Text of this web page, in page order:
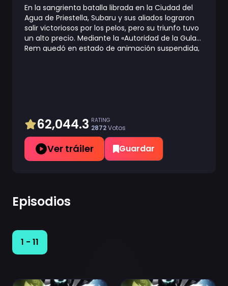
En la sangrienta batalla librada en la Ciudad del
Agua de Priestella, Subaru y sus aliados lograron
salir victoriosos por los pelos, pero su triunfo tuvo
un alto precio. Mediante la «Autoridad de la Gula»,
Rem quedó en estado de animación suspendida,
de Vigilancia de las Pléyades, hogar del sabio, la
torre más lejana que se alza en el vasto y
desconocido desierto conocido como las Dunas
de Auguria, un lugar tan peligroso que ni siquiera
el poderoso «Santo de la Espada», Reinhard, logró
embarca en un viaje que pone en peligro su vida
62,044.3 RATING
2872Votos
Ver tráiler Guardar
Episodios
1 - 11